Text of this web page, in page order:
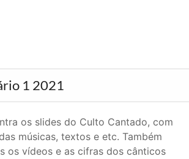
1 2021
os slides do Culto Cantado, com
músicas, textos e etc. Também
os vídeos e as cifras dos cânticos